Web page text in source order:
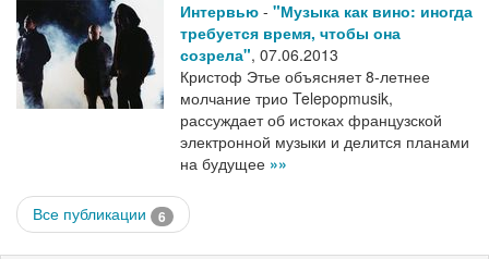
Интервью - "Музыка как вино: иногда
требуется время, чтобы она
созрела", 07.06.2013
Кристоф Этье объясняет 8-летнее
молчание трио Telepopmusik,
рассуждает об истоках французской
электронной музыки и делится планами
на будущее »»
Все публикации 6